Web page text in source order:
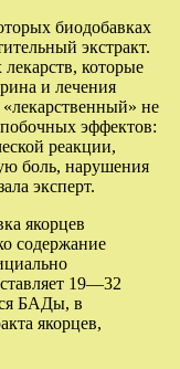
биодобавках
экстракт.
которые
и лечения
не
эффектов:
реакции,
боль, нарушения
эксперт.
якорцев
содержание
19—32
БАДы, в
якорцев,